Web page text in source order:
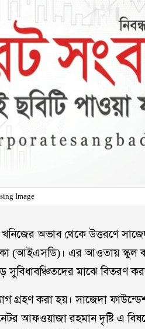
Image
খনিজের অভাব থেকে উত্তরণে
(আইএসডি)। এর আওতায় স্কুল
সুবিধাবঞ্চিতদের মাঝে বিতরণ
গ্রহণ করা হয়। সাজেদা
আফওয়াজা রহমান দৃষ্টি এ